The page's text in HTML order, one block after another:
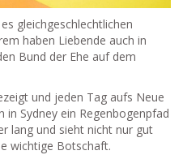
gleichgeschlechtlichen
haben Liebende auch in
Bund der Ehe auf dem
und jeden Tag aufs Neue
in Sydney ein Regenbogenpfad
lang und sieht nicht nur gut
wichtige Botschaft.